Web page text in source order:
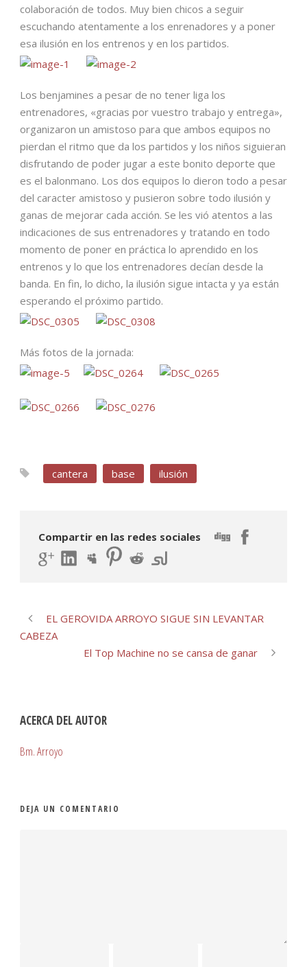
colaboración de todos. Muy bien chicos a seguir
escuchando atentamente a los enrenadores y a poner
esa ilusión en los entrenos y en los partidos.
Los benjamines a pesar de no tener liga los
entrenadores, «gracias por vuestro trabajo y entrega»,
organizaron un amistoso para que ambos equipos no
pierdan el ritmo que da los partidos y los niños siguieran
disfrutando de poder jugar a este bonito deporte que
es el balonmano. Los dos equipos lo dieron todo a pesar
del caracter amistoso y pusieron sobre todo ilusión y
ganas de mejorar cada acción. Se les vió atentos a las
indicaciones de sus entrenadores y tratando en todo
momento de poner en práctica lo aprendido en los
entrenos y lo que los entrenadores decían desde la
banda. En fin, lo dicho, la ilusión sigue intacta y ya están
esperando el próximo partido.
Más fotos de la jornada:
cantera base ilusión
Compartir en las redes sociales
EL GEROVIDA ARROYO SIGUE SIN LEVANTAR
CABEZA
El Top Machine no se cansa de ganar
ACERCA DEL AUTOR
Bm. Arroyo
DEJA UN COMENTARIO